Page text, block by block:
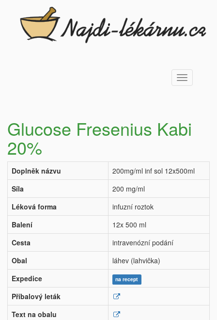
Toggle
navigation
Glucose Fresenius Kabi
20%
Doplněk názvu
200mg/ml inf sol 12x500ml
Síla
200 mg/ml
Léková forma
infuzní roztok
Balení
12x 500 ml
Cesta
intravenózní podání
Obal
láhev (lahvička)
Expedice
na recept
Příbalový leták
Text na obalu